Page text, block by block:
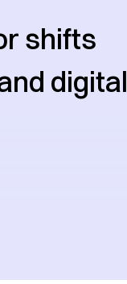
shifts
digital